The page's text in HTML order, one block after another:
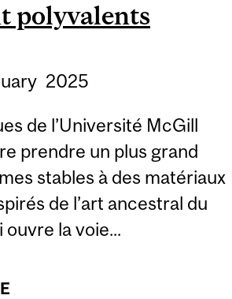
polyvalents
2025
de l’Université McGill
prendre un plus grand
stables à des matériaux
de l’art ancestral du
la voie...